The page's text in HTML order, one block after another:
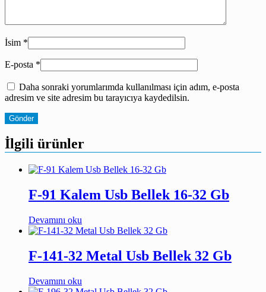
İsim *
E-posta *
Daha sonraki yorumlarımda kullanılması için adım, e-posta
adresim ve site adresim bu tarayıcıya kaydedilsin.
İlgili ürünler
F-91 Kalem Usb Bellek 16-32 Gb
Devamını oku
F-141-32 Metal Usb Bellek 32 Gb
Devamını oku